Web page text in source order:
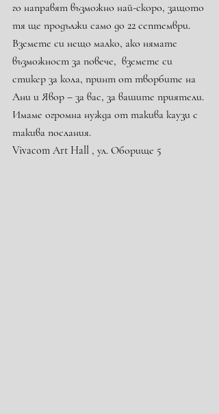
го направят възможно най-скоро, защото
тя ще продължи само до 22 септември.
Вземете си нещо малко, ако нямате
възможност за повече,  вземете си
стикер за кола, принт от творбите на
Ани и Явор – за вас, за вашите приятели.
Имаме огромна нужда от такива каузи с
такива послания.
Vivacom Art Hall , ул. Оборище 5